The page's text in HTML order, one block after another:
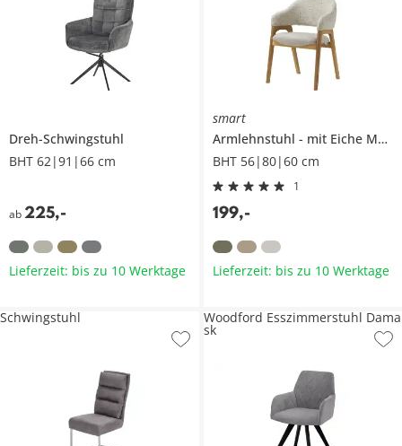
Dreh-Schwingstuhl
BHT 62|91|66 cm
ab 225,-
Lieferzeit: bis zu 10 Werktage
smart
Armlehnstuhl
mit Eiche Massivholzgestell
BHT 56|80|60 cm
1
199,-
Lieferzeit: bis zu 10 Werktage
Schwingstuhl Woodford Esszimmerstuhl Dama
sk